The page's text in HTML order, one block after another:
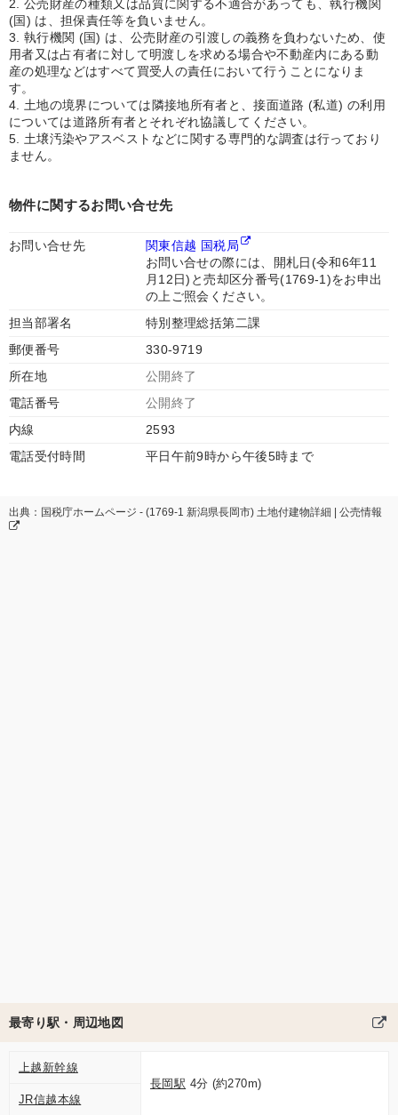
2. 公売財産の種類又は品質に関する不適合があっても、執行機関
(国) は、担保責任等を負いません。
3. 執行機関 (国) は、公売財産の引渡しの義務を負わないため、使
用者又は占有者に対して明渡しを求める場合や不動産内にある動
産の処理などはすべて買受人の責任において行うことになりま
す。
4. 土地の境界については隣接地所有者と、接面道路 (私道) の利用
については道路所有者とそれぞれ協議してください。
5. 土壌汚染やアスベストなどに関する専門的な調査は行っており
ません。
物件に関するお問い合せ先
お問い合せ先
関東信越 国税局
お問い合せの際には、開札日(令和6年11
月12日)と売却区分番号(1769-1)をお申出
の上ご照会ください。
担当部署名
特別整理総括第二課
郵便番号
330-9719
所在地
公開終了
電話番号
公開終了
内線
2593
電話受付時間
平日午前9時から午後5時まで
出典：国税庁ホームページ - (1769-1 新潟県長岡市) 土地付建物詳細 | 公売情報
最寄り駅・周辺地図
上越新幹線
長岡駅 4分 (約270m)
JR信越本線